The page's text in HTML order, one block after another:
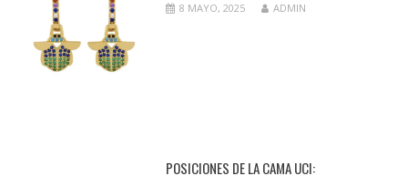
8 MAYO, 2025 ADMIN
POSICIONES DE LA CAMA UCI: